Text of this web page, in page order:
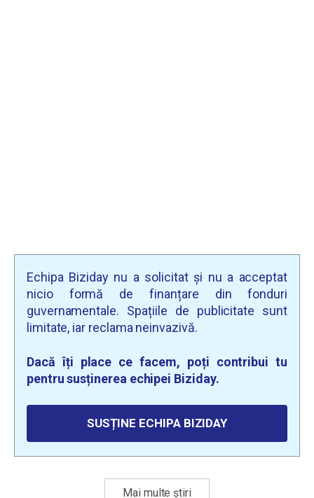
Echipa Biziday nu a solicitat și nu a acceptat
nicio formă de finanțare din fonduri
guvernamentale. Spațiile de publicitate sunt
limitate, iar reclama neinvazivă.
Dacă îți place ce facem, poți contribui tu
pentru susținerea echipei Biziday.
SUSȚINE ECHIPA BIZIDAY
Mai multe știri